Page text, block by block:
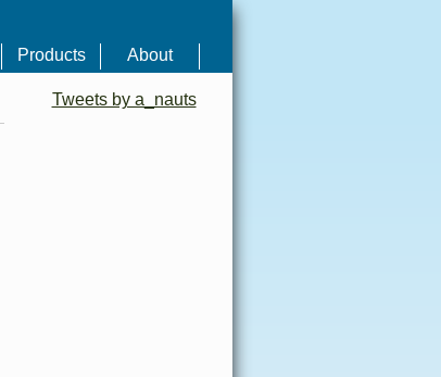
Products About
Tweets by a_nauts